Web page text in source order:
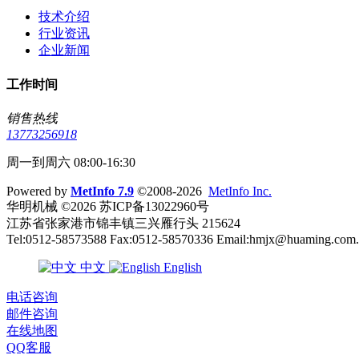
技术介绍
行业资讯
企业新闻
工作时间
销售热线
13773256918
周一到周六 08:00-16:30
Powered by MetInfo 7.9 ©2008-2026 MetInfo Inc.
华明机械 ©2026 苏ICP备13022960号
江苏省张家港市锦丰镇三兴雁行头 215624
Tel:0512-58573588 Fax:0512-58570336
中文 English
电话咨询
邮件咨询
在线地图
QQ客服